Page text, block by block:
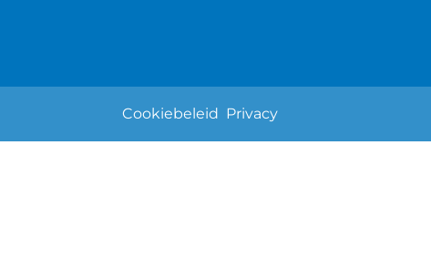
Cookiebeleid Privacy